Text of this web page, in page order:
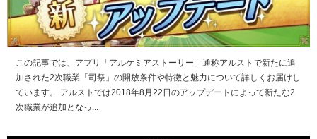
この記事では、アプリ「アルケミアストーリー」通称アルストで新たに追
加された2次職業「司祭」の開放条件や特徴と魅力について詳しくお届けし
ています。 アルストでは2018年8月22日のアップデートによって新たな2
次職業が追加となっ...